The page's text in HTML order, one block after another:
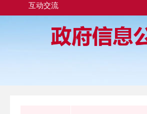
互动交流